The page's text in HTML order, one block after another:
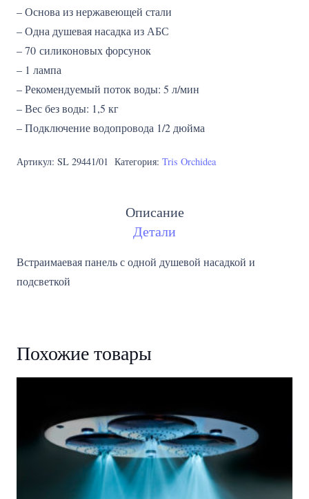
– Основа из нержавеющей стали
– Одна душевая насадка из АБС
– 70 силиконовых форсунок
– 1 лампа
– Рекомендуемый поток воды: 5 л/мин
– Вес без воды: 1,5 кг
– Подключение водопровода 1/2 дюйма
Артикул: SL 29441/01 Категория: Tris Orchidea
Описание
Детали
Встраимаевая панель с одной душевой насадкой и
подсветкой
Похожие товары